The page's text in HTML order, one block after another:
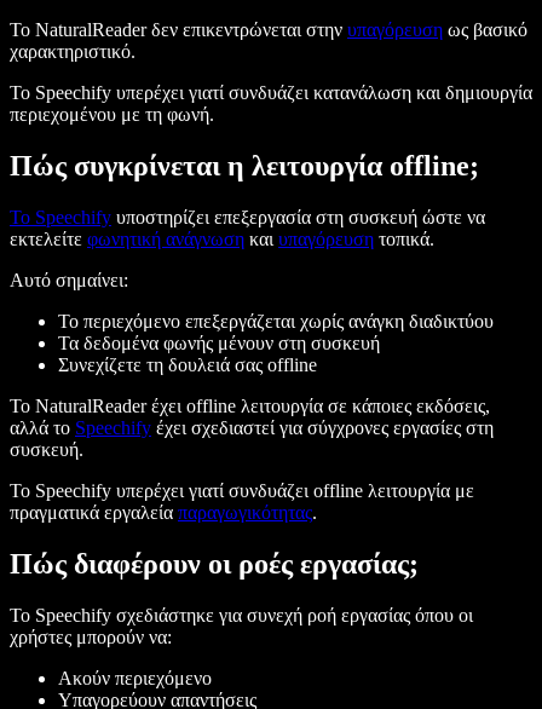
Το NaturalReader δεν επικεντρώνεται στην υπαγόρευση ως βασικό
χαρακτηριστικό.
Το Speechify υπερέχει γιατί συνδυάζει κατανάλωση και δημιουργία
περιεχομένου με τη φωνή.
Πώς συγκρίνεται η λειτουργία offline;
Το Speechify υποστηρίζει επεξεργασία στη συσκευή ώστε να
εκτελείτε φωνητική ανάγνωση και υπαγόρευση τοπικά.
Αυτό σημαίνει:
Το περιεχόμενο επεξεργάζεται χωρίς ανάγκη διαδικτύου
Τα δεδομένα φωνής μένουν στη συσκευή
Συνεχίζετε τη δουλειά σας offline
Το NaturalReader έχει offline λειτουργία σε κάποιες εκδόσεις,
αλλά το Speechify έχει σχεδιαστεί για σύγχρονες εργασίες στη
συσκευή.
Το Speechify υπερέχει γιατί συνδυάζει offline λειτουργία με
πραγματικά εργαλεία παραγωγικότητας.
Πώς διαφέρουν οι ροές εργασίας;
Το Speechify σχεδιάστηκε για συνεχή ροή εργασίας όπου οι
χρήστες μπορούν να:
Ακούν περιεχόμενο
Υπαγορεύουν απαντήσεις